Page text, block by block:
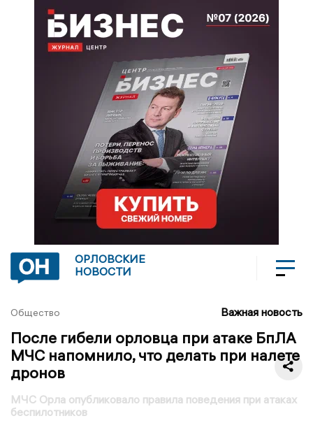
ОРЛОВСКИЕ
НОВОСТИ
Общество Важная новость
После гибели орловца при атаке БпЛА
МЧС напомнило, что делать при налете
дронов
МЧС Орла опубликовало правила поведения при атаках
беспилотников